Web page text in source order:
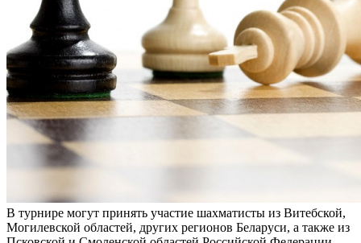
В турнире могут принять участие шахматисты из Витебской,
Могилевской областей, других регионов Беларуси, а также из